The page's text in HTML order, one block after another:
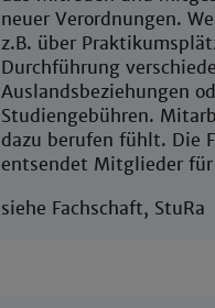
neuer Verordnungen.
z.B. über
Durchführung
Auslandsbeziehungen
Studiengebühren.
dazu berufen fühlt. Die
entsendet Mitglieder
siehe Fachschaft, StuRa